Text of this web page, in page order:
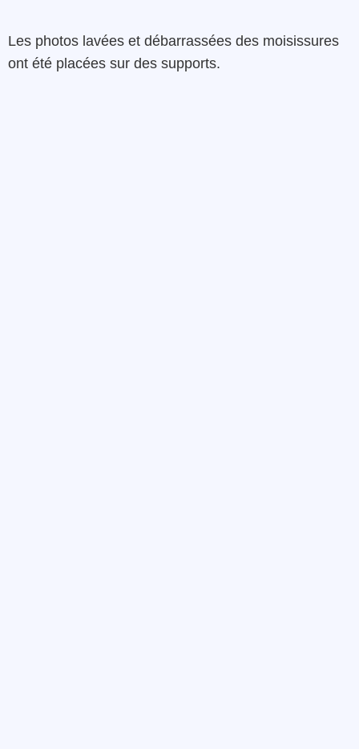
Les photos lavées et débarrassées des moisissures
ont été placées sur des supports.